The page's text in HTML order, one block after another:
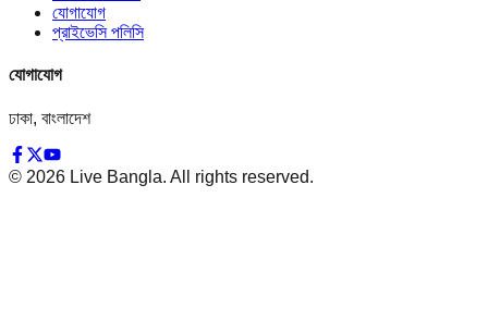
যোগাযোগ
প্রাইভেসি পলিসি
যোগাযোগ
ঢাকা, বাংলাদেশ
© 2026 Live Bangla. All rights reserved.